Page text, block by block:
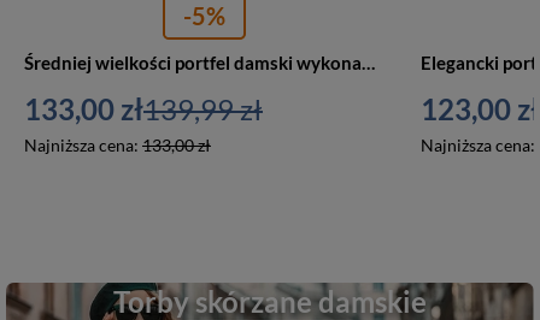
-5%
Średniej wielkości portfel damski wykonany ze skóry naturalnej i ekologicznej w fioletowym kolorze - Peterson
133,00 zł
Najniższa cena: 133,00 zł
139,99 zł 123,00 zł
Najniższa cena:
Torby skórzane damskie